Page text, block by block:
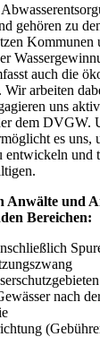
gehören zu
Kommunen
auch die
arbeiten
uns
dem DVGW.
es uns,
entwickeln und
Anwälte und
Bereichen:
nach